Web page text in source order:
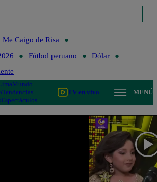
Me Caigo de Risa
Fútbol peruano
Dólar
Mundo
Tendencias
Espectáculos
TV en vivo MENÚ